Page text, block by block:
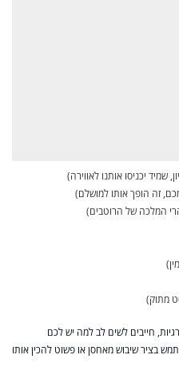
חייבים לשים לב למה יש לכם
בציר שיבוש מאחסן או פשוט להכין אותו